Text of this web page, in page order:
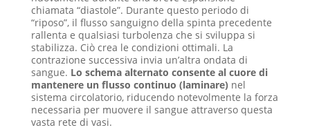
chiamata “diastole”. Durante questo periodo di
“riposo”, il flusso sanguigno della spinta precedente
rallenta e qualsiasi turbolenza che si sviluppa si
stabilizza. Ciò crea le condizioni ottimali. La
contrazione successiva invia un’altra ondata di
sangue. Lo schema alternato consente al cuore di
mantenere un flusso continuo (laminare) nel
sistema circolatorio, riducendo notevolmente la forza
necessaria per muovere il sangue attraverso questa
vasta rete di vasi.